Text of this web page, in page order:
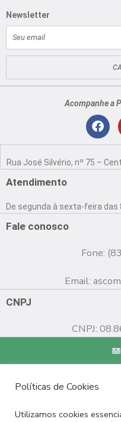
Newsletter
mail
Acompanhe a
F
c
o
o
Rua José Silvério, nº 75 –
Atendimento
De segunda à sexta-feira das
Fale conosco
Fone:
Email:
CNPJ
CNPJ:
Políticas de Cookies
Utilizamos cookies